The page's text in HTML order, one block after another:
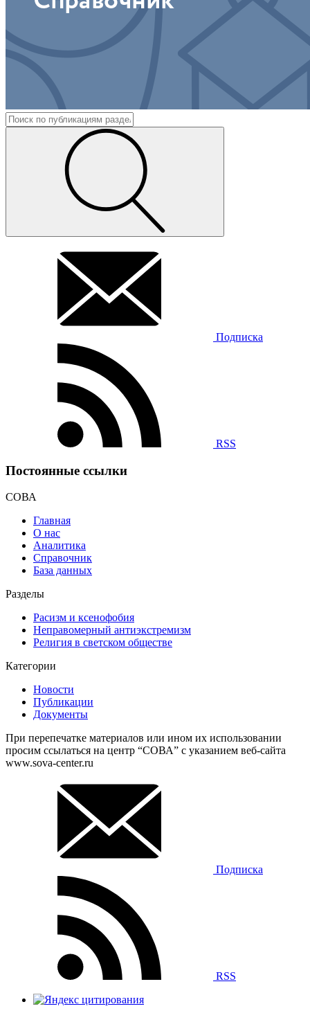
Подписка
RSS
Постоянные ссылки
СОВА
Главная
О нас
Аналитика
Справочник
База данных
Разделы
Расизм и ксенофобия
Неправомерный антиэкстремизм
Религия в светском обществе
Категории
Новости
Публикации
Документы
При перепечатке материалов или ином их использовании
просим ссылаться на центр “СОВА” с указанием веб-сайта
www.sova-center.ru
Подписка
RSS